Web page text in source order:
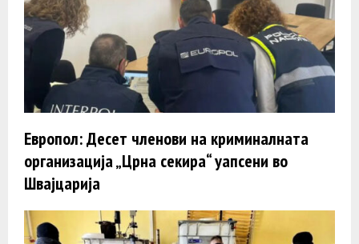
Европол: Десет членови на криминалната
организација „Црна секира“ уапсени во
Швајцарија